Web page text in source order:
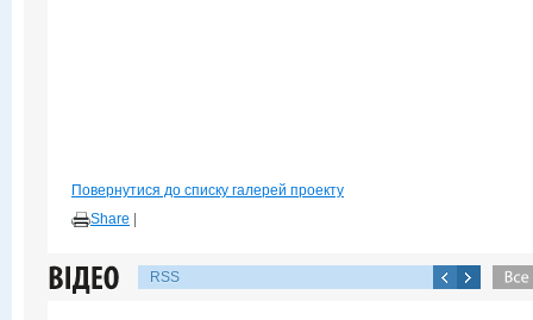
Повернутися до списку галерей проекту
Share
RSS